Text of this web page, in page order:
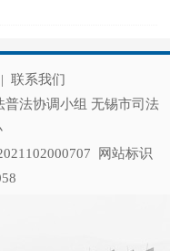
| 联系我们
法协调小组 无锡市司法
网站标识